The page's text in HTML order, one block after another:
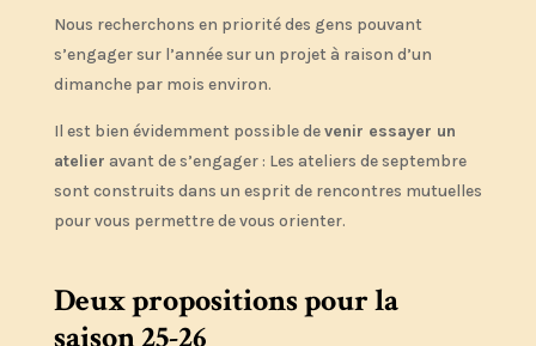
Nous recherchons en priorité des gens pouvant
s’engager sur l’année sur un projet à raison d’un
dimanche par mois environ.
Il est bien évidemment possible devenir essayer un
atelier avant de s’engager : Les ateliers de septembre
sont construits dans un esprit de rencontres mutuelles
pour vous permettre de vous orienter.
Deux propositions pour la
saison 25-26